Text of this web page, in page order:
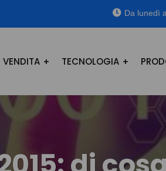
Da lunedì
VENDITA TECNOLOGIA